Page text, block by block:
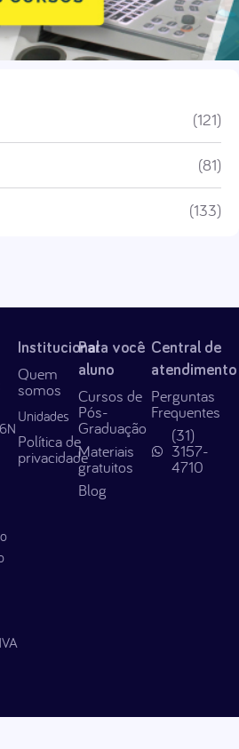
(121)
(81)
(133)
Institucional
Quem
somos
Unidades
Política de
privacidade
Para você
aluno
Cursos de
Pós-
Graduação
Materiais
gratuitos
Blog
Central de
atendimento
Perguntas
Frequentes
(31)
3157-
4710